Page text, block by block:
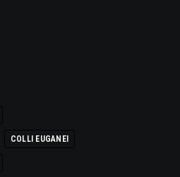
COLLI EUGANEI